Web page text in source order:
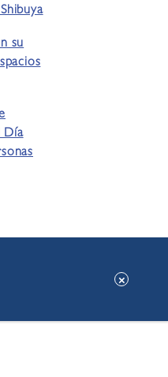
su
Día